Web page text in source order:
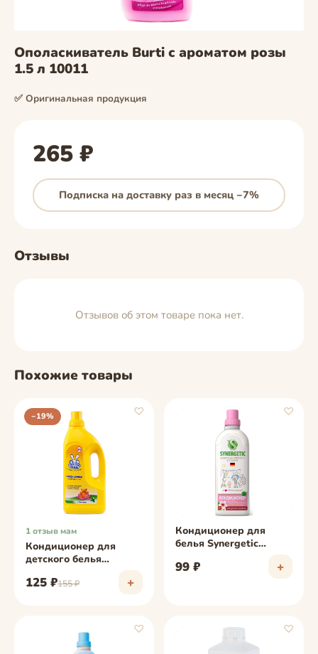
Ополаскиватель Burti с ароматом розы
1.5 л 10011
✅ Оригинальная продукция
265 ₽
Подписка на доставку раз в месяц −7%
Отзывы
Отзывов об этом товаре пока нет.
Похожие товары
−19% ♡
фото скоро
1 отзыв мам
Кондиционер для
детского белья
125 ₽155 ₽ +
♡
фото скоро
Кондиционер для
белья Synergetic
1 л
99 ₽ +
♡ ♡